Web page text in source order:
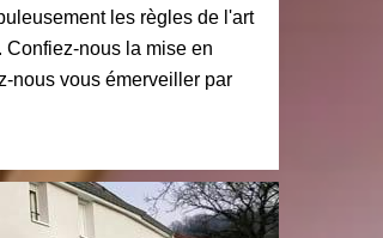
les règles de l'art
nous la mise en
nous vous émerveiller par